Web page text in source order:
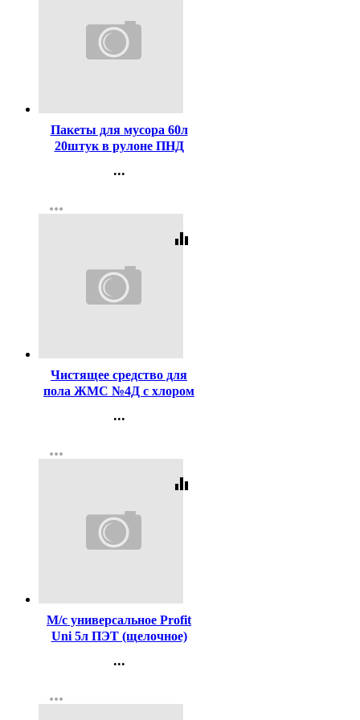
Пакеты для мусора 60л
20штук в рулоне ПНД
...
Регистрация
more_horiz
equalizer
Чистящее средство для
пола ЖМС №4Д с хлором
...
Регистрация
more_horiz
equalizer
М/с универсальное Profit
Uni 5л ПЭТ (щелочное)
...
Регистрация
more_horiz